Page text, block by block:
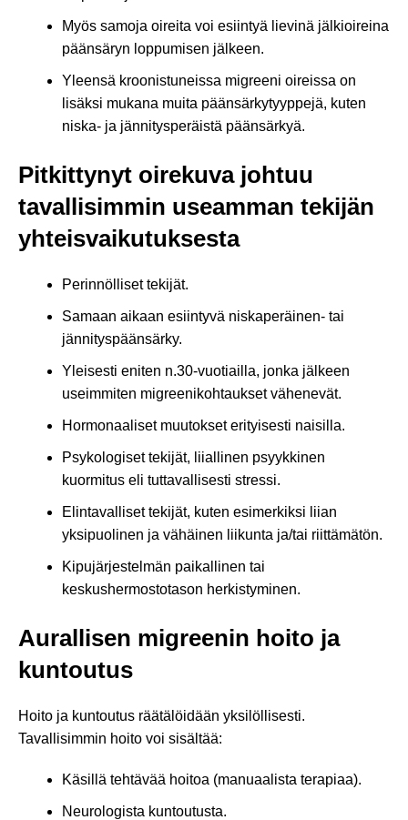
Myös samoja oireita voi esiintyä lievinä jälkioireina
päänsäryn loppumisen jälkeen.
Yleensä kroonistuneissa migreeni oireissa on
lisäksi mukana muita päänsärkytyyppejä, kuten
niska- ja jännitysperäistä päänsärkyä.
Pitkittynyt oirekuva johtuu
tavallisimmin useamman tekijän
yhteisvaikutuksesta
Perinnölliset tekijät.
Samaan aikaan esiintyvä niskaperäinen- tai
jännityspäänsärky.
Yleisesti eniten n.30-vuotiailla, jonka jälkeen
useimmiten migreenikohtaukset vähenevät.
Hormonaaliset muutokset erityisesti naisilla.
Psykologiset tekijät, liiallinen psyykkinen
kuormitus eli tuttavallisesti stressi.
Elintavalliset tekijät, kuten esimerkiksi liian
yksipuolinen ja vähäinen liikunta ja/tai riittämätön.
Kipujärjestelmän paikallinen tai
keskushermostotason herkistyminen.
Aurallisen migreenin hoito ja
kuntoutus
Hoito ja kuntoutus räätälöidään yksilöllisesti.
Tavallisimmin hoito voi sisältää:
Käsillä tehtävää hoitoa (manuaalista terapiaa).
Neurologista kuntoutusta.